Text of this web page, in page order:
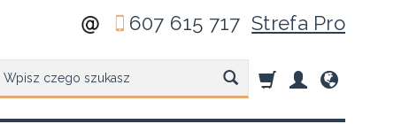
607 615 717Strefa Pro